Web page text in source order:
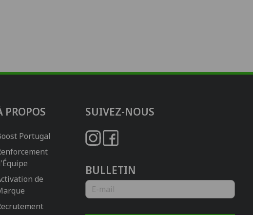
PROPOS
Portugal
de
SUIVEZ-NOUS
BULLETIN